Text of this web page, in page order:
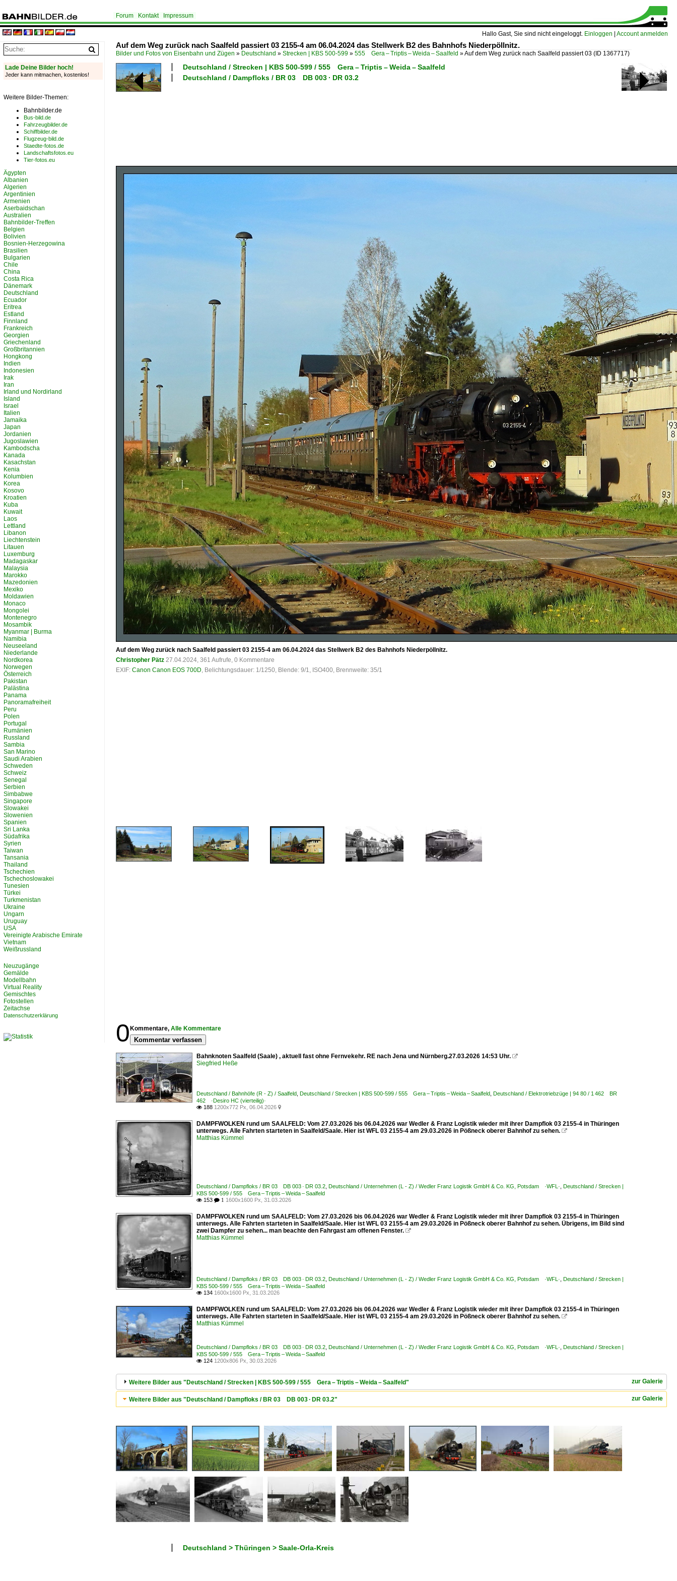
Hallo Gast, Sie sind nicht eingeloggt. Einloggen Account anmelden
Forum Kontakt Impressum
Auf dem Weg zurück nach Saalfeld passiert 03 2155-4 am 06.04.2024 das Stellwerk B2 des Bahnhofs Niederpöllnitz.
Bilder und Fotos von Eisenbahn und Zügen » Deutschland » Strecken | KBS 500-599 » 555 Gera – Triptis – Weida – Saalfeld »Auf dem Weg zurück nach Saalfeld passiert 03 (ID 1367717)
Deutschland / Strecken | KBS 500-599 / 555 Gera – Triptis – Weida – Saalfeld
Deutschland / Dampfloks / BR 03 DB 003 · DR 03.2
Auf dem Weg zurück nach Saalfeld passiert 03 2155-4 am 06.04.2024 das Stellwerk B2 des Bahnhofs Niederpöllnitz.
Christopher Pätz 27.04.2024, 361 Aufrufe, 0 Kommentare
EXIF: Canon Canon EOS 700D, Belichtungsdauer: 1/1250, Blende: 9/1, ISO400, Brennweite: 35/1
0 Kommentare, Alle Kommentare
Kommentar verfassen
Bahnknoten Saalfeld (Saale) , aktuell fast ohne Fernvekehr. RE nach Jena und Nürnberg.27.03.2026 14:53 Uhr. 
Siegfried Heße
Deutschland / Bahnhöfe (R - Z) / Saalfeld Deutschland / Strecken | KBS 500-599 / 555 Gera – Triptis – Weida – Saalfeld Deutschland / Elektrotriebzüge | 94 80 / 1 462 BR
462 ·Desiro HC (vierteilig)·
 188 1200x772 Px, 06.04.2026 
DAMPFWOLKEN rund um SAALFELD: Vom 27.03.2026 bis 06.04.2026 war Wedler & Franz Logistik wieder mit ihrer Dampflok 03 2155-4 in Thüringen
unterwegs. Alle Fahrten starteten in Saalfeld/Saale. Hier ist WFL 03 2155-4 am 29.03.2026 in Pößneck oberer Bahnhof zu sehen. 
Matthias Kümmel
Deutschland / Dampfloks / BR 03 DB 003 · DR 03.2 Deutschland / Unternehmen (L - Z) / Wedler Franz Logistik GmbH & Co. KG, Potsdam ·WFL· Deutschland / Strecken |
KBS 500-599 / 555 Gera – Triptis – Weida – Saalfeld
 153  1 1600x1600 Px, 31.03.2026
DAMPFWOLKEN rund um SAALFELD: Vom 27.03.2026 bis 06.04.2026 war Wedler & Franz Logistik wieder mit ihrer Dampflok 03 2155-4 in Thüringen
unterwegs. Alle Fahrten starteten in Saalfeld/Saale. Hier ist WFL 03 2155-4 am 29.03.2026 in Pößneck oberer Bahnhof zu sehen. Übrigens, im Bild sind
zwei Dampfer zu sehen... man beachte den Fahrgast am offenen Fenster. 
Matthias Kümmel
Deutschland / Dampfloks / BR 03 DB 003 · DR 03.2 Deutschland / Unternehmen (L - Z) / Wedler Franz Logistik GmbH & Co. KG, Potsdam ·WFL· Deutschland / Strecken |
KBS 500-599 / 555 Gera – Triptis – Weida – Saalfeld
 134 1600x1600 Px, 31.03.2026
DAMPFWOLKEN rund um SAALFELD: Vom 27.03.2026 bis 06.04.2026 war Wedler & Franz Logistik wieder mit ihrer Dampflok 03 2155-4 in Thüringen
unterwegs. Alle Fahrten starteten in Saalfeld/Saale. Hier ist WFL 03 2155-4 am 29.03.2026 in Pößneck oberer Bahnhof zu sehen. 
Matthias Kümmel
Deutschland / Dampfloks / BR 03 DB 003 · DR 03.2 Deutschland / Unternehmen (L - Z) / Wedler Franz Logistik GmbH & Co. KG, Potsdam ·WFL· Deutschland / Strecken |
KBS 500-599 / 555 Gera – Triptis – Weida – Saalfeld
 124 1200x806 Px, 30.03.2026
zur Galerie
Weitere Bilder aus "Deutschland / Strecken | KBS 500-599 / 555 Gera – Triptis – Weida – Saalfeld"
zur Galerie
Weitere Bilder aus "Deutschland / Dampfloks / BR 03 DB 003 · DR 03.2"
Deutschland > Thüringen > Saale-Orla-Kreis
Lade Deine Bilder hoch!
Jeder kann mitmachen, kostenlos!
Weitere Bilder-Themen:
Bahnbilder.de
Bus-bild.de
Fahrzeugbilder.de
Schiffbilder.de
Flugzeug-bild.de
Staedte-fotos.de
Landschaftsfotos.eu
Tier-fotos.eu
Ägypten
Albanien
Algerien
Argentinien
Armenien
Aserbaidschan
Australien
Bahnbilder-Treffen
Belgien
Bolivien
Bosnien-Herzegowina
Brasilien
Bulgarien
Chile
China
Costa Rica
Dänemark
Deutschland
Ecuador
Eritrea
Estland
Finnland
Frankreich
Georgien
Griechenland
Großbritannien
Hongkong
Indien
Indonesien
Irak
Iran
Irland und Nordirland
Island
Israel
Italien
Jamaika
Japan
Jordanien
Jugoslawien
Kambodscha
Kanada
Kasachstan
Kenia
Kolumbien
Korea
Kosovo
Kroatien
Kuba
Kuwait
Laos
Lettland
Libanon
Liechtenstein
Litauen
Luxemburg
Madagaskar
Malaysia
Marokko
Mazedonien
Mexiko
Moldawien
Monaco
Mongolei
Montenegro
Mosambik
Myanmar | Burma
Namibia
Neuseeland
Niederlande
Nordkorea
Norwegen
Österreich
Pakistan
Palästina
Panama
Panoramafreiheit
Peru
Polen
Portugal
Rumänien
Russland
Sambia
San Marino
Saudi Arabien
Schweden
Schweiz
Senegal
Serbien
Simbabwe
Singapore
Slowakei
Slowenien
Spanien
Sri Lanka
Südafrika
Syrien
Taiwan
Tansania
Thailand
Tschechien
Tschechoslowakei
Tunesien
Türkei
Turkmenistan
Ukraine
Ungarn
Uruguay
USA
Vereinigte Arabische Emirate
Vietnam
Weißrussland
Neuzugänge
Gemälde
Modellbahn
Virtual Reality
Gemischtes
Fotostellen
Zeitachse
Datenschutzerklärung